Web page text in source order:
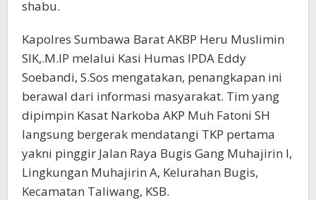
shabu.
Kapolres Sumbawa Barat AKBP Heru Muslimin
SIK,.M.IP melalui Kasi Humas IPDA Eddy
Soebandi, S.Sos mengatakan, penangkapan ini
berawal dari informasi masyarakat. Tim yang
dipimpin Kasat Narkoba AKP Muh Fatoni SH
langsung bergerak mendatangi TKP pertama
yakni pinggir Jalan Raya Bugis Gang Muhajirin I,
Lingkungan Muhajirin A, Kelurahan Bugis,
Kecamatan Taliwang, KSB.